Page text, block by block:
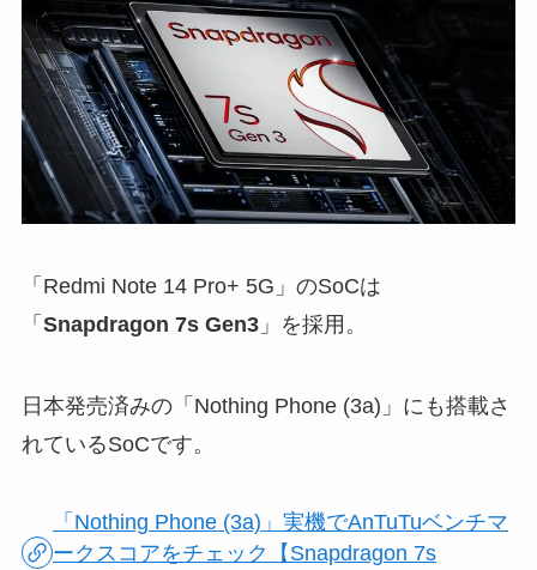
「Redmi Note 14 Pro+ 5G」のSoCは
「 Snapdragon 7s Gen3」を採用。
日本発売済みの「Nothing Phone (3a)」にも搭載さ
れているSoCです。
「Nothing Phone (3a)」実機でAnTuTuベンチマ
ークスコアをチェック【Snapdragon 7s